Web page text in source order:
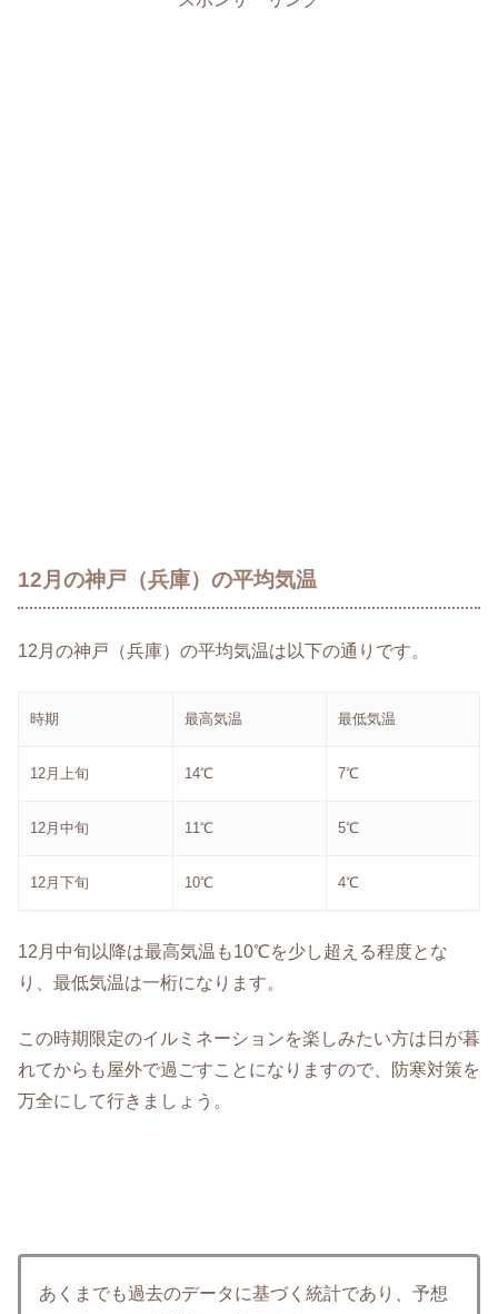
12月の神戸（兵庫）の平均気温
12月の神戸（兵庫）の平均気温は以下の通りです。
時期 最高気温 最低気温
12月上旬 14℃ 7℃
12月中旬 11℃ 5℃
12月下旬 10℃ 4℃
12月中旬以降は最高気温も10℃を少し超える程度とな
り、最低気温は一桁になります。
この時期限定のイルミネーションを楽しみたい方は日が暮
れてからも屋外で過ごすことになりますので、防寒対策を
万全にして行きましょう。
あくまでも過去のデータに基づく統計であり、予想